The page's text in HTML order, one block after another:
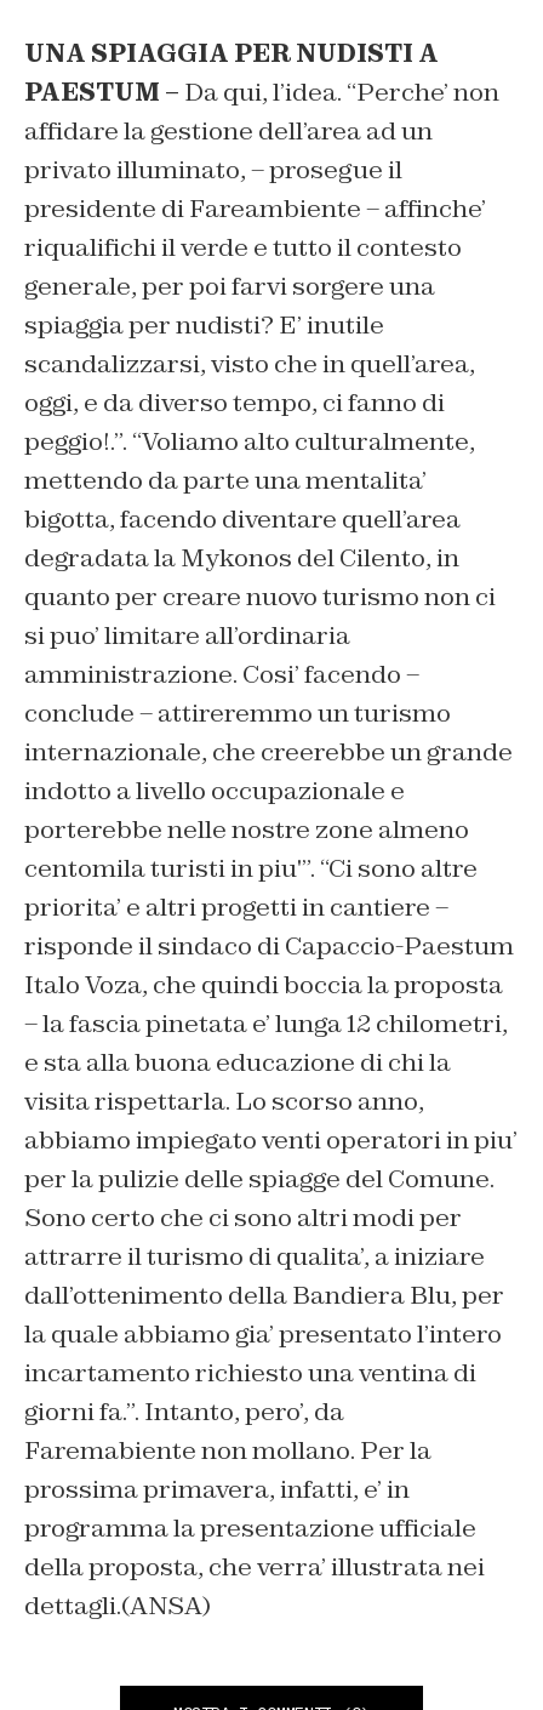
UNA SPIAGGIA PER NUDISTI A
PAESTUM – Da qui, l’idea. “Perche’ non
affidare la gestione dell’area ad un
privato illuminato, – prosegue il
presidente di Fareambiente – affinche’
riqualifichi il verde e tutto il contesto
generale, per poi farvi sorgere una
spiaggia per nudisti? E’ inutile
scandalizzarsi, visto che in quell’area,
oggi, e da diverso tempo, ci fanno di
peggio!.”. “Voliamo alto culturalmente,
mettendo da parte una mentalita’
bigotta, facendo diventare quell’area
degradata la Mykonos del Cilento, in
quanto per creare nuovo turismo non ci
si puo’ limitare all’ordinaria
amministrazione. Cosi’ facendo –
conclude – attireremmo un turismo
internazionale, che creerebbe un grande
indotto a livello occupazionale e
porterebbe nelle nostre zone almeno
centomila turisti in piu'”. “Ci sono altre
priorita’ e altri progetti in cantiere –
risponde il sindaco di Capaccio-Paestum
Italo Voza, che quindi boccia la proposta
– la fascia pinetata e’ lunga 12 chilometri,
e sta alla buona educazione di chi la
visita rispettarla. Lo scorso anno,
abbiamo impiegato venti operatori in piu’
per la pulizie delle spiagge del Comune.
Sono certo che ci sono altri modi per
attrarre il turismo di qualita’, a iniziare
dall’ottenimento della Bandiera Blu, per
la quale abbiamo gia’ presentato l’intero
incartamento richiesto una ventina di
giorni fa.”. Intanto, pero’, da
Faremabiente non mollano. Per la
prossima primavera, infatti, e’ in
programma la presentazione ufficiale
della proposta, che verra’ illustrata nei
dettagli.(ANSA)